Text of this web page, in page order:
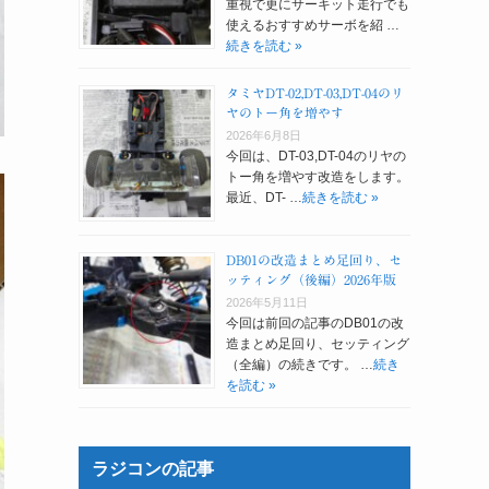
重視で更にサーキット走行でも
使えるおすすめサーボを紹 …
続きを読む »
タミヤDT-02,DT-03,DT-04のリ
ヤのトー角を増やす
2026年6月8日
今回は、DT-03,DT-04のリヤの
トー角を増やす改造をします。
最近、DT- …続きを読む »
DB01の改造まとめ足回り、セ
ッティング（後編）2026年版
2026年5月11日
今回は前回の記事のDB01の改
造まとめ足回り、セッティング
（全編）の続きです。 …続き
を読む »
ラジコンの記事